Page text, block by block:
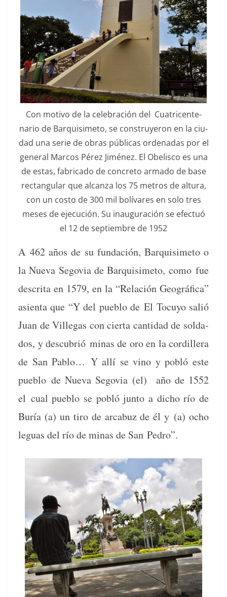
Con moti­vo de la cel­e­bración del Cua­tri­cen­te­
nario de Bar­quisime­to, se con­struyeron en la ciu­
dad una serie de obras públi­cas orde­nadas por el
gen­er­al Mar­cos Pérez Jiménez. El Obelis­co es una
de estas, fab­ri­ca­do de con­cre­to arma­do de base
rec­tan­gu­lar que alcan­za los 75 met­ros de altura,
con un cos­to de 300 mil bolí­vares en solo tres
meses de eje­cu­ción. Su inau­gu­ración se efec­tuó
el 12 de sep­tiem­bre de 1952
A462 años de su fun­dación, Bar­quisime­to o
la Nue­va Segovia de Bar­quisime­to, como fue
descri­ta en 1579, en la “Relación Geográ­fi­ca”
asien­ta que “Y del pueblo deEl Tocuyo sal­ió
Juan de Vil­le­gas con cier­ta can­ti­dad de sol­da­
dos, y des­cubrió minas de oro en la cordillera
de San Pablo… Y allí se vino y pobló este
pueblode Nue­va Segovia (el) año de 1552
el cual pueblo se pobló jun­to a dicho río de
Buría (a) un tiro de arcabuz de él y (a) ocho
leguas del río de minas de San Pedro”.